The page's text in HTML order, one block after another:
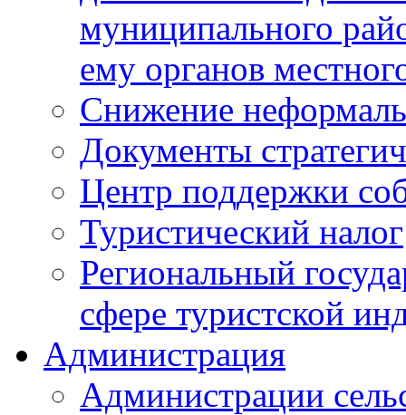
муниципального
ему органов
Снижение
Документы
Центр поддержки
Туристический налог
Региональный
сфере туристской
Администрация
Администрации